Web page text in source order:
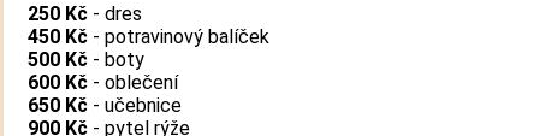
250 Kč - dres
450 Kč - potravinový balíček
500 Kč - boty
600 Kč - oblečení
650 Kč - učebnice
900 Kč - pytel rýže